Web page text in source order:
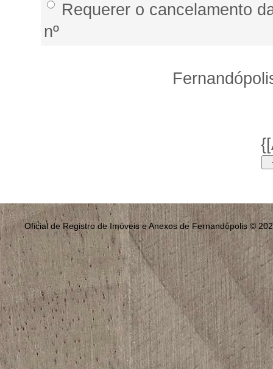
Requerer o cancelamento
nº
Oficial de Registro de Imóveis e Anexos de Fernandópolis ©